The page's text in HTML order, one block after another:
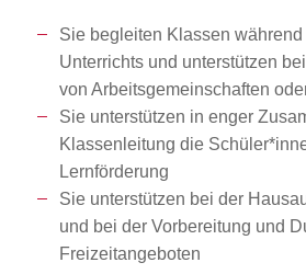
Sie begleiten Klassen
Unterrichts und unterstützen
von Arbeitsgemeinschaften
Sie unterstützen in enger
Klassenleitung die
Lernförderung
Sie unterstützen bei der
und bei der Vorbereitung und
Freizeitangeboten